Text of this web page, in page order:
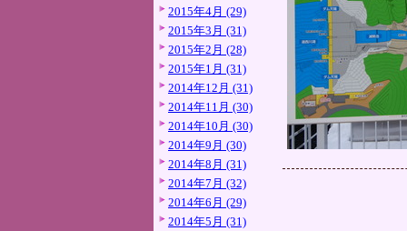
2015年4月 (29)
2015年3月 (31)
2015年2月 (28)
2015年1月 (31)
2014年12月 (31)
2014年11月 (30)
2014年10月 (30)
2014年9月 (30)
2014年8月 (31)
2014年7月 (32)
2014年6月 (29)
2014年5月 (31)